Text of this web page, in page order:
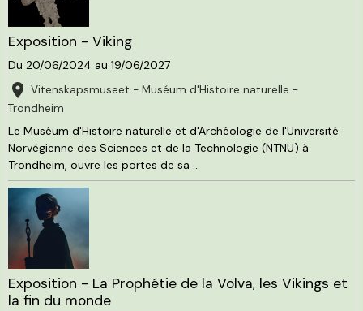
Exposition - Viking
Du 20/06/2024 au 19/06/2027
Vitenskapsmuseet - Muséum d'Histoire naturelle -
Trondheim
Le Muséum d'Histoire naturelle et d'Archéologie de l'Université
Norvégienne des Sciences et de la Technologie (NTNU) à
Trondheim, ouvre les portes de sa ...
Exposition - La Prophétie de la Völva, les Vikings et
la fin du monde